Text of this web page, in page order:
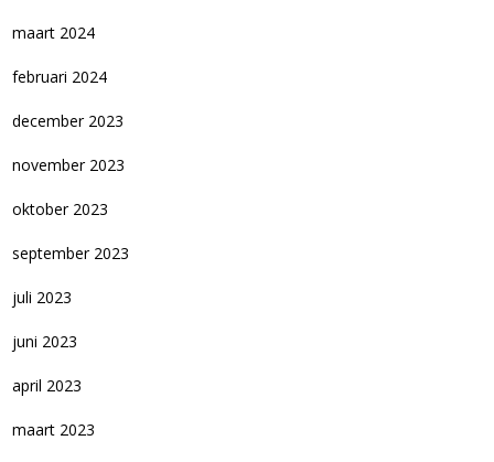
maart 2024
februari 2024
december 2023
november 2023
oktober 2023
september 2023
juli 2023
juni 2023
april 2023
maart 2023